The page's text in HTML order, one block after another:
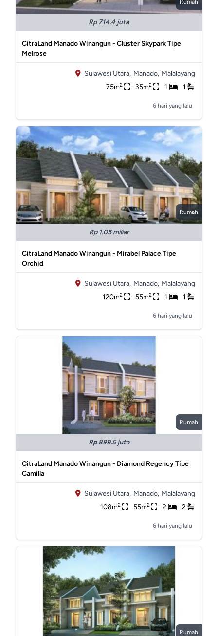
Rumah
Rp 714.4 juta
CitraLand Manado Winangun - Cluster Skypark Tipe
Melrose
Sulawesi Utara, Manado, Malalayang
75m2 35m2 1 1
6 hari yang lalu
Rumah
Rp 1.05 miliar
CitraLand Manado Winangun - Mirabel Palace Tipe
Orchid
Sulawesi Utara, Manado, Malalayang
120m2 55m2 1 1
6 hari yang lalu
Rumah
Rp 899.5 juta
CitraLand Manado Winangun - Diamond Regency Tipe
Camilla
Sulawesi Utara, Manado, Malalayang
108m2 55m2 2 2
6 hari yang lalu
Rumah